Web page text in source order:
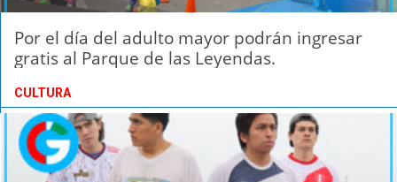
Por el día del adulto mayor podrán ingresar
gratis al Parque de las Leyendas.
CULTURA